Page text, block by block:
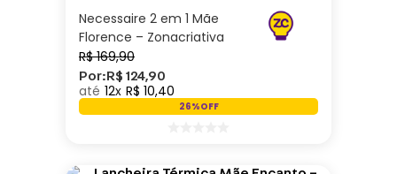
Necessaire 2 em 1 Mãe
Florence – Zonacriativa
R$ 169,90
Por:R$ 124,90
12 R$ 10,40
26%OFF